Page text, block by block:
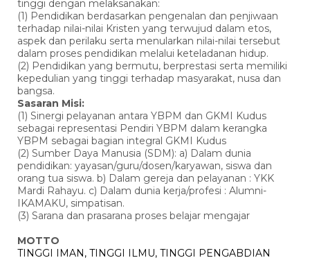
tinggi dengan melaksanakan:
(1) Pendidikan berdasarkan pengenalan dan penjiwaan
terhadap nilai-nilai Kristen yang terwujud dalam etos,
aspek dan perilaku serta menularkan nilai-nilai tersebut
dalam proses pendidikan melalui keteladanan hidup.
(2) Pendidikan yang bermutu, berprestasi serta memiliki
kepedulian yang tinggi terhadap masyarakat, nusa dan
bangsa.
Sasaran Misi:
(1) Sinergi pelayanan antara YBPM dan GKMI Kudus
sebagai representasi Pendiri YBPM dalam kerangka
YBPM sebagai bagian integral GKMI Kudus
(2) Sumber Daya Manusia (SDM): a) Dalam dunia
pendidikan: yayasan/guru/dosen/karyawan, siswa dan
orang tua siswa. b) Dalam gereja dan pelayanan : YKK
Mardi Rahayu. c) Dalam dunia kerja/profesi : Alumni-
IKAMAKU, simpatisan.
(3) Sarana dan prasarana proses belajar mengajar
MOTTO
TINGGI IMAN, TINGGI ILMU, TINGGI PENGABDIAN